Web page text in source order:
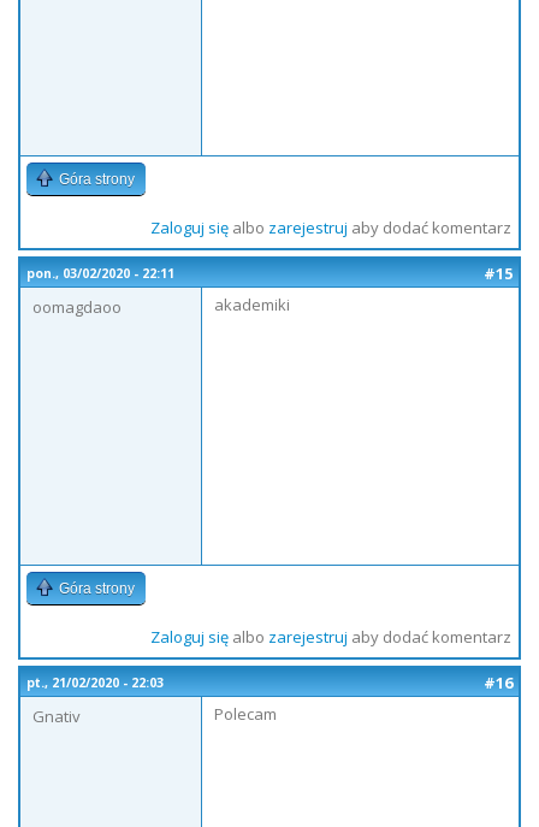
Góra strony
Zaloguj sięalbo zarejestruj aby dodać komentarz
pon., 03/02/2020 - 22:11
#15
oomagdaoo
akademiki
Góra strony
Zaloguj sięalbo zarejestruj aby dodać komentarz
pt., 21/02/2020 - 22:03
#16
Gnativ
Polecam